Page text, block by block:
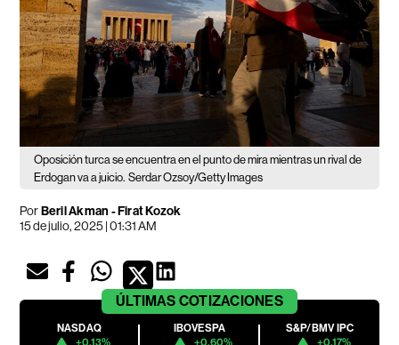
Oposición turca se encuentra en el punto de mira mientras un rival de
Erdogan va a juicio. Serdar Ozsoy/Getty Images
PorBeril Akman - Firat Kozok
15 de julio, 2025 | 01:31 AM
ÚLTIMAS COTIZACIONES
NASDAQ
+0.13%
IBOVESPA
+0.60%
S&P/BMV IPC
+0.17%